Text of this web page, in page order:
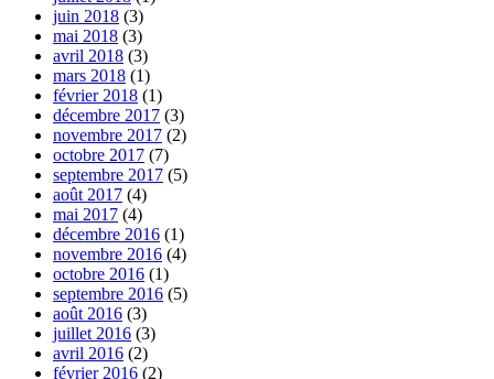
juin 2018 (3)
mai 2018 (3)
avril 2018 (3)
mars 2018 (1)
février 2018 (1)
décembre 2017 (3)
novembre 2017 (2)
octobre 2017 (7)
septembre 2017 (5)
août 2017 (4)
mai 2017 (4)
décembre 2016 (1)
novembre 2016 (4)
octobre 2016 (1)
septembre 2016 (5)
août 2016 (3)
juillet 2016 (3)
avril 2016 (2)
février 2016 (2)